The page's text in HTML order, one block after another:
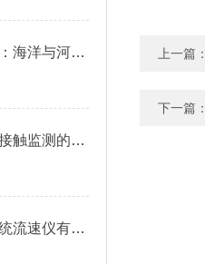
声学多普勒剖面流速仪：海洋与河流流动监测的核心工具
手持式雷达流速仪：非接触监测的便捷选择
明渠多普勒流速仪与传统流速仪有何差异？
上一篇
下一篇